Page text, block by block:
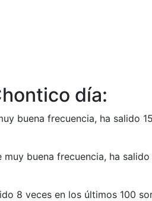
día:
buena frecuencia, ha salido
buena frecuencia, ha
8 veces en los últimos 100